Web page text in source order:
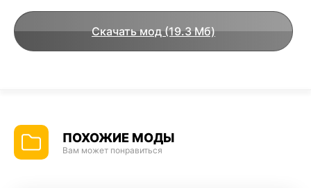
Скачать мод (19.3 Мб)
ПОХОЖИЕ МОДЫ
Вам может понравиться